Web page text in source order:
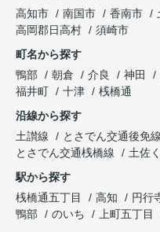
高知市
南国市 香南市
高岡郡日高村
須崎市
町名から探す
鴨部
朝倉 介良 神田
福井町
十津
桟橋通
沿線から探す
土讃線
とさでん交通後免線
とさでん交通桟橋線
土佐
駅から探す
桟橋通五丁目
高知 円行
鴨部
のいち 上町五丁目